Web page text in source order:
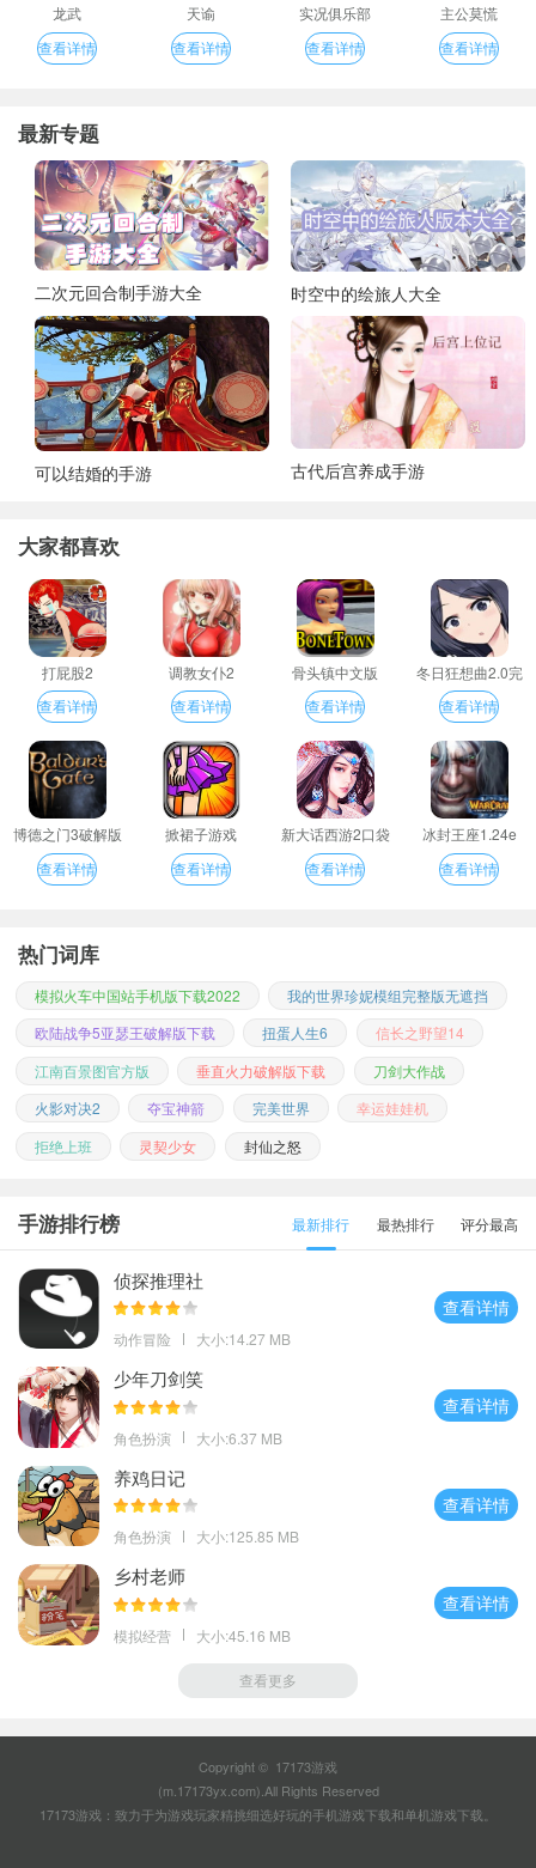
龙武
查看详情
天谕
查看详情
实况俱乐部
查看详情
主公莫慌
查看详情
最新专题
二次元回合制手游大全 时空中的绘旅人大全
可以结婚的手游 古代后宫养成手游
大家都喜欢
打屁股2
查看详情
调教女仆2
查看详情
骨头镇中文版
查看详情
冬日狂想曲2.0完
整汉化版
查看详情
博德之门3破解版
查看详情
掀裙子游戏
查看详情
新大话西游2口袋
版
查看详情
冰封王座1.24e
查看详情
热门词库
模拟火车中国站手机版下载2022
我的世界珍妮模组完整版无遮挡
欧陆战争5亚瑟王破解版下载
扭蛋人生6
信长之野望14
江南百景图官方版
垂直火力破解版下载
刀剑大作战
火影对决2
夺宝神箭 完美世界
幸运娃娃机
拒绝上班
灵契少女 封仙之怒
手游排行榜 最新排行 最热排行 评分最高
侦探推理社
动作冒险 大小:14.27 MB
查看详情
少年刀剑笑
角色扮演 大小:6.37 MB
查看详情
养鸡日记
角色扮演 大小:125.85 MB
查看详情
乡村老师
模拟经营 大小:45.16 MB
查看详情
查看更多
Copyright © 17173游戏
(m.17173yx.com).All Rights Reserved
17173游戏：致力于为游戏玩家精挑细选好玩的手机游戏下载和单机游戏下载。